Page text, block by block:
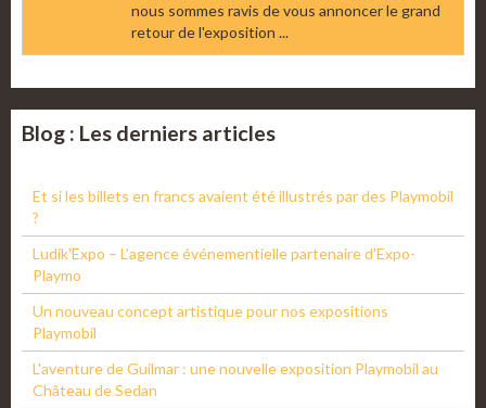
nous sommes ravis de vous annoncer le grand
retour de l'exposition ...
Blog : Les derniers articles
Et si les billets en francs avaient été illustrés par des Playmobil
?
Ludik'Expo – L'agence événementielle partenaire d'Expo-
Playmo
Un nouveau concept artistique pour nos expositions
Playmobil
L'aventure de Guilmar : une nouvelle exposition Playmobil au
Château de Sedan